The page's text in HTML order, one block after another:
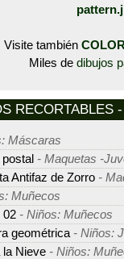
Visite también
Miles de dibujos
RECORTABLES
Máscaras
- Maquetas -
Antifaz de Zorro -
Muñecos
02 - Niños: Muñecos
geométrica - Niños:
la Nieve - Niños: